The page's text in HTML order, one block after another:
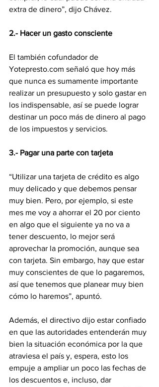
extra de dinero”, dijo Chávez.
2.- Hacer un gasto consciente
El también cofundador de
Yotepresto.com señaló que hoy más
que nunca es sumamente importante
realizar un presupuesto y solo gastar en
los indispensable, así se puede lograr
destinar un poco más de dinero al pago
de los impuestos y servicios.
3.- Pagar una parte con tarjeta
“Utilizar una tarjeta de crédito es algo
muy delicado y que debemos pensar
muy bien. Pero, por ejemplo, si este
mes me voy a ahorrar el 20 por ciento
en algo que el siguiente ya no va a
tener descuento, lo mejor será
aprovechar la promoción, aunque sea
con tarjeta. Sin embargo, hay que estar
muy conscientes de que lo pagaremos,
así que tenemos que planear muy bien
cómo lo haremos”, apuntó.
Además, el directivo dijo estar confiado
en que las autoridades entenderán muy
bien la situación económica por la que
atraviesa el país y, espera, esto los
empuje a ampliar un poco las fechas de
los descuentos e, incluso, dar